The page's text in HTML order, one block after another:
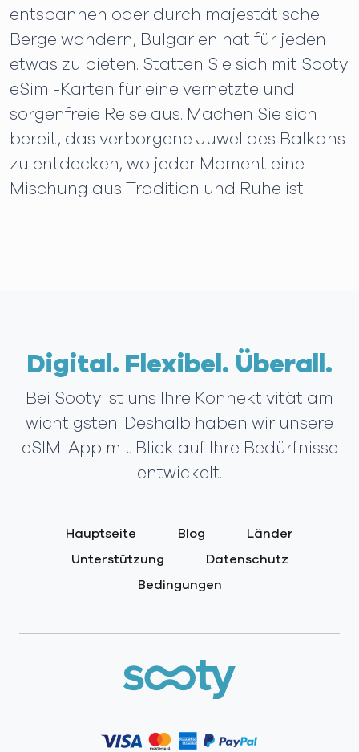
entspannen oder durch majestätische
Berge wandern, Bulgarien hat für jeden
etwas zu bieten. Statten Sie sich mit Sooty
eSim -Karten für eine vernetzte und
sorgenfreie Reise aus. Machen Sie sich
bereit, das verborgene Juwel des Balkans
zu entdecken, wo jeder Moment eine
Mischung aus Tradition und Ruhe ist.
Digital. Flexibel. Überall.
Bei Sooty ist uns Ihre Konnektivität am
wichtigsten. Deshalb haben wir unsere
eSIM-App mit Blick auf Ihre Bedürfnisse
entwickelt.
Hauptseite Blog
Länder
Unterstützung
Datenschutz
Bedingungen